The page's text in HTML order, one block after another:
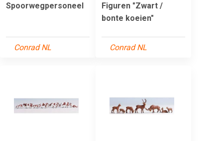
Spoorwegpersoneel
Conrad NL
Figuren "Zwart /
bonte koeien"
Conrad NL